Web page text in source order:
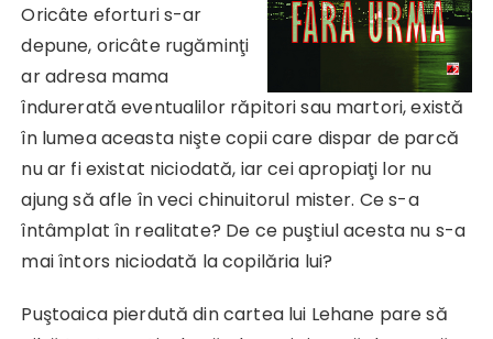
Oricâte eforturi s-ar
depune, oricâte rugăminţi
ar adresa mama
îndurerată eventualilor răpitori sau martori, există
în lumea aceasta nişte copii care dispar de parcă
nu ar fi existat niciodată, iar cei apropiaţi lor nu
ajung să afle în veci chinuitorul mister. Ce s-a
întâmplat în realitate? De ce puştiul acesta nu s-a
mai întors niciodată la copilăria lui?
Puştoaica pierdută din cartea lui Lehane pare să